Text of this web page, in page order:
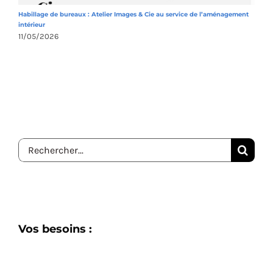
Habillage de bureaux : Atelier Images & Cie au service de l’aménagement
intérieur
11/05/2026
Rechercher:
Vos besoins :